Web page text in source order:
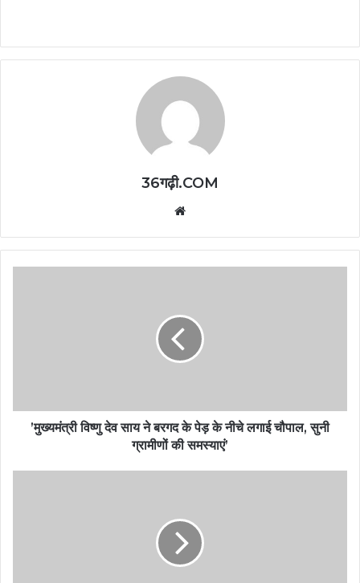
36गढ़ी.COM
’मुख्यमंत्री विष्णु देव साय ने बरगद के पेड़ के नीचे लगाई चौपाल, सुनी
ग्रामीणों की समस्याएं’